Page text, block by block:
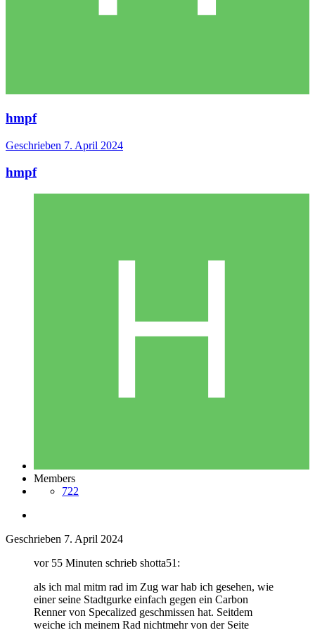
hmpf
Geschrieben 7. April 2024
hmpf
Members
722
Geschrieben 7. April 2024
vor 55 Minuten schrieb shotta51:
als ich mal mitm rad im Zug war hab ich gesehen, wie
einer seine Stadtgurke einfach gegen ein Carbon
Renner von Specalized geschmissen hat. Seitdem
weiche ich meinem Rad nichtmehr von der Seite